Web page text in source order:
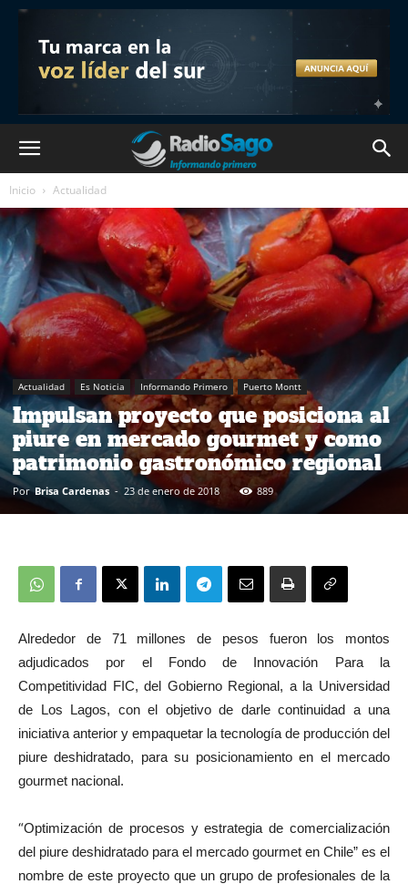
Inicio Actualidad
Actualidad Es Noticia Informando Primero Puerto Montt
Impulsan proyecto que posiciona al
piure en mercado gourmet y como
patrimonio gastronómico regional
Por Brisa Cardenas - 23 de enero de 2018 889
Alrededor de 71 millones de pesos fueron los montos
adjudicados por el Fondo de Innovación Para la
Competitividad FIC, del Gobierno Regional, a la Universidad
de Los Lagos, con el objetivo de darle continuidad a una
iniciativa anterior y empaquetar la tecnología de producción del
piure deshidratado, para su posicionamiento en el mercado
gourmet nacional.
“Optimización de procesos y estrategia de comercialización
del piure deshidratado para el mercado gourmet en Chile” es el
nombre de este proyecto que un grupo de profesionales de la